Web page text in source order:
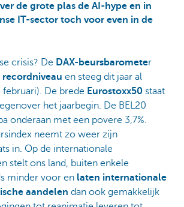
de grote plas de AI-hype en in
IT-sector toch voor even in de
crisis? De DAX-beursbarometer
recordniveau en steeg dit jaar al
februari). De brede Eurostoxx50 staat
het jaarbegin. De BEL20
onderaan met een povere 3,7%.
neemt zo weer zijn
in. Op de internationale
stelt ons land, buiten enkele
minder voor en laten internationale
aandelen dan ook gemakkelijk